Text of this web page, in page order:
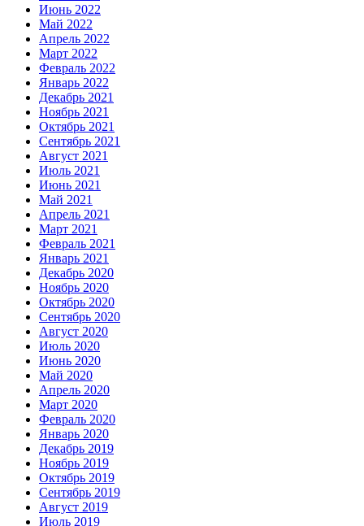
Июнь 2022
Май 2022
Апрель 2022
Март 2022
Февраль 2022
Январь 2022
Декабрь 2021
Ноябрь 2021
Октябрь 2021
Сентябрь 2021
Август 2021
Июль 2021
Июнь 2021
Май 2021
Апрель 2021
Март 2021
Февраль 2021
Январь 2021
Декабрь 2020
Ноябрь 2020
Октябрь 2020
Сентябрь 2020
Август 2020
Июль 2020
Июнь 2020
Май 2020
Апрель 2020
Март 2020
Февраль 2020
Январь 2020
Декабрь 2019
Ноябрь 2019
Октябрь 2019
Сентябрь 2019
Август 2019
Июль 2019